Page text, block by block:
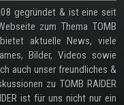
gegründet & ist eine seit
zum Thema TOMB
aktuelle News, viele
Bilder, Videos sowie
auch unser freundliches &
zu TOMB RAIDER
ist für uns nicht nur ein